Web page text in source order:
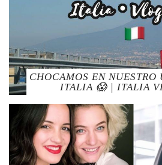
CHOCAMOS EN
ITALIA 😱 | ITALIA